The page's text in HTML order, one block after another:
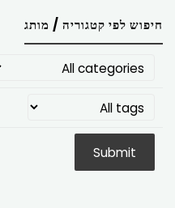
חיפוש לפי קטגוריה / מותג